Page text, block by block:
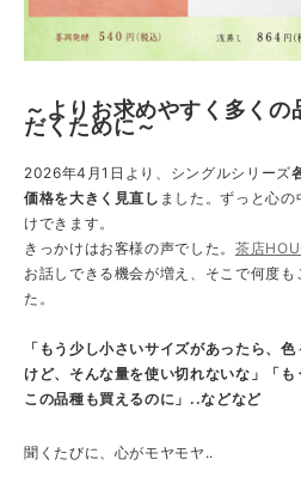
～よりお求めやすく多くの
だくために～
2026年4月1日より、シングルシリーズ
価格を大きく見直し ました。ずっと心
けできます。
きっかけはお客様の声でした。 茶店
お話しできる機会が増え、そこで何度
た。
「もう少し小さいサイズがあったら、
けど、そんな量を使い切れないな」「も
この品種も買えるのに」..などなど
聞くたびに、心がモヤモヤ..